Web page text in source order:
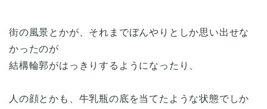
街の風景とかが、それまでぼんやりとしか思い出せな
かったのが
結構輪郭がはっきりするようになったり、
人の顔とかも、牛乳瓶の底を当てたような状態でしか